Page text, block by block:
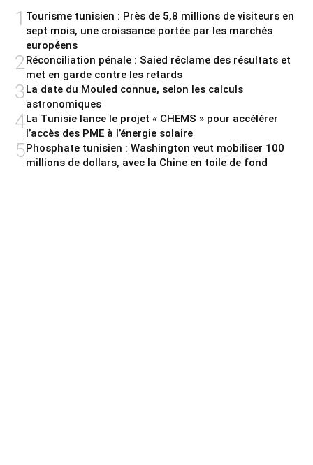
1 Tourisme tunisien : Près de 5,8 millions de visiteurs en
sept mois, une croissance portée par les marchés
européens
2 Réconciliation pénale : Saied réclame des résultats et
met en garde contre les retards
3La date du Mouled connue, selon les calculs
astronomiques
4La Tunisie lance le projet « CHEMS » pour accélérer
l’accès des PME à l’énergie solaire
5Phosphate tunisien : Washington veut mobiliser 100
millions de dollars, avec la Chine en toile de fond